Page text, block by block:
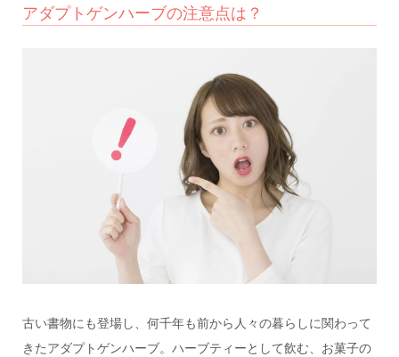
アダプトゲンハーブの注意点は？
古い書物にも登場し、何千年も前から人々の暮らしに関わって
きたアダプトゲンハーブ。ハーブティーとして飲む、お菓子の